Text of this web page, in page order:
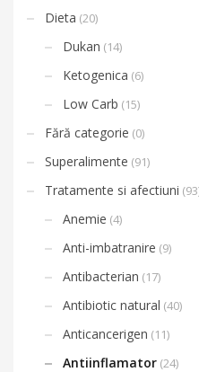
Dieta (20)
Dukan (14)
Ketogenica (6)
Low Carb (15)
Fără categorie (0)
Superalimente (91)
Tratamente si afectiuni
Anemie (4)
Anti-imbatranire (9)
Antibacterian (17)
Antibiotic natural (40)
Anticancerigen (11)
Antiinflamator (24)